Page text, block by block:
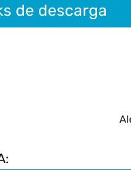
de descarga